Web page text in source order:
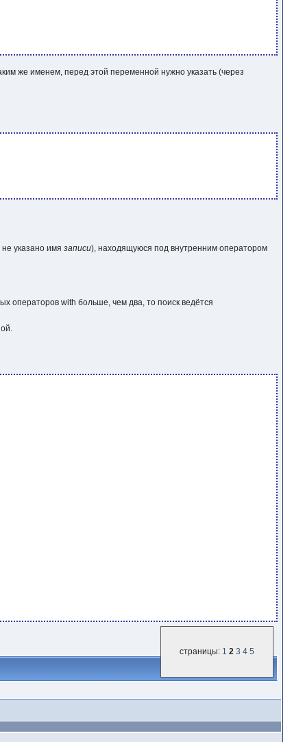
же именем, перед этой переменной нужно указать (через
не указано имязаписи), находящуюся под внутренним оператором
операторовwith больше, чем два, то поиск ведётся
страницы: 1 2 3 4 5